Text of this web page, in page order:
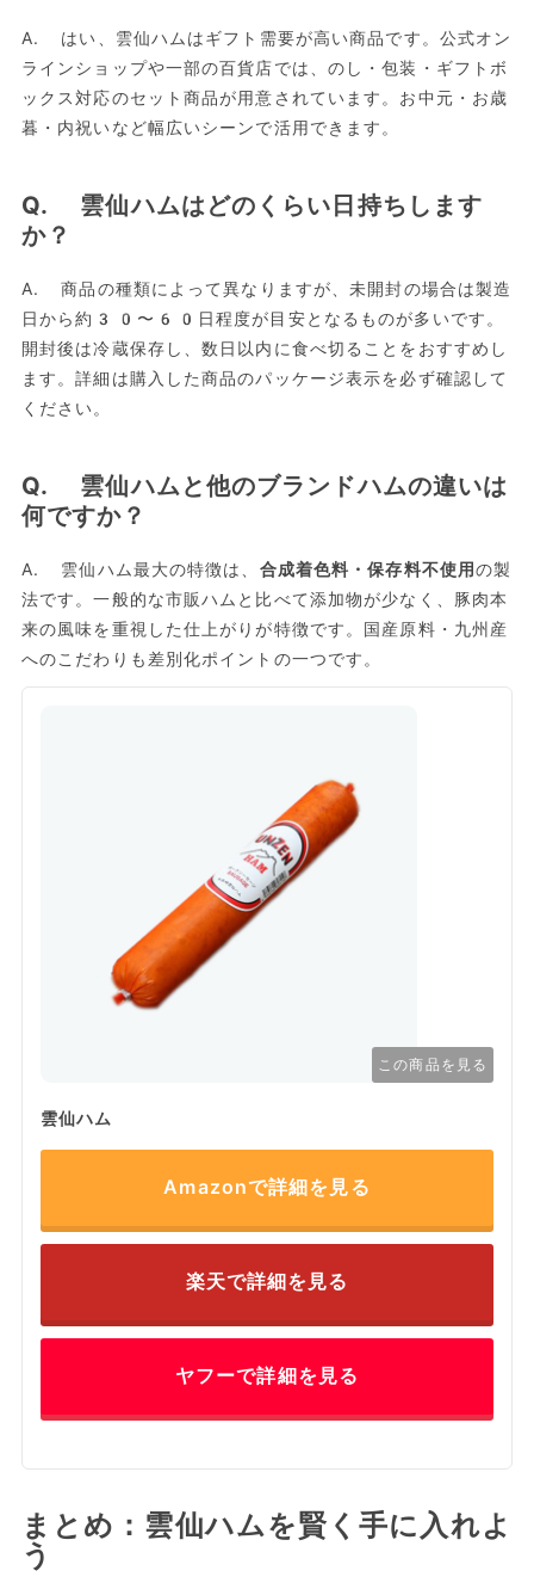
A. はい、雲仙ハムはギフト需要が高い商品です。公式オン
ラインショップや一部の百貨店では、のし・包装・ギフトボ
ックス対応のセット商品が用意されています。お中元・お歳
暮・内祝いなど幅広いシーンで活用できます。
Q. 雲仙ハムはどのくらい日持ちします
か？
A. 商品の種類によって異なりますが、未開封の場合は製造
日から約30〜60日程度が目安となるものが多いです。
開封後は冷蔵保存し、数日以内に食べ切ることをおすすめし
ます。詳細は購入した商品のパッケージ表示を必ず確認して
ください。
Q. 雲仙ハムと他のブランドハムの違いは
何ですか？
A. 雲仙ハム最大の特徴は、 合成着色料・保存料不使用の製
法です。一般的な市販ハムと比べて添加物が少なく、豚肉本
来の風味を重視した仕上がりが特徴です。国産原料・九州産
へのこだわりも差別化ポイントの一つです。
この商品を見る
雲仙ハム
Amazonで詳細を見る
楽天で詳細を見る
ヤフーで詳細を見る
まとめ：雲仙ハムを賢く手に入れよ
う